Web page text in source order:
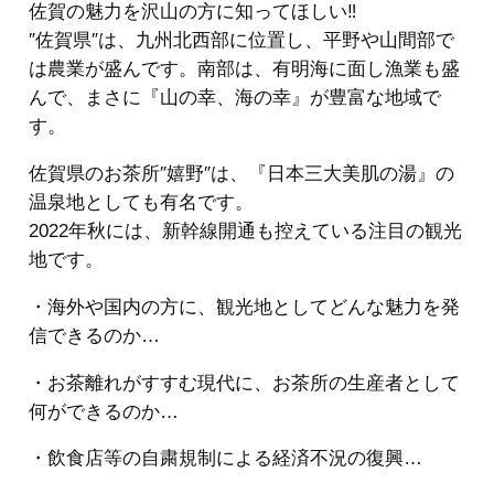
佐賀の魅力を沢山の方に知ってほしい‼
″佐賀県″は、九州北西部に位置し、平野や山間部で
は農業が盛んです。南部は、有明海に面し漁業も盛
んで、まさに『山の幸、海の幸』が豊富な地域で
す。
佐賀県のお茶所″嬉野″は、『日本三大美肌の湯』の
温泉地としても有名です。
2022年秋には、新幹線開通も控えている注目の観光
地です。
・海外や国内の方に、観光地としてどんな魅力を発
信できるのか…
・お茶離れがすすむ現代に、お茶所の生産者として
何ができるのか…
・飲食店等の自粛規制による経済不況の復興…